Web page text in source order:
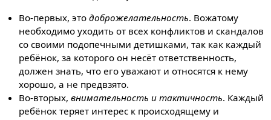
Во-первых, этодоброжелательность. Вожатому
необходимо уходить от всех конфликтов и скандалов
со своими подопечными детишками, так как каждый
ребёнок, за которого он несёт ответственность,
должен знать, что его уважают и относятся к нему
хорошо, а не предвзято.
Во-вторых,внимательность и тактичность. Каждый
ребёнок теряет интерес к происходящему и